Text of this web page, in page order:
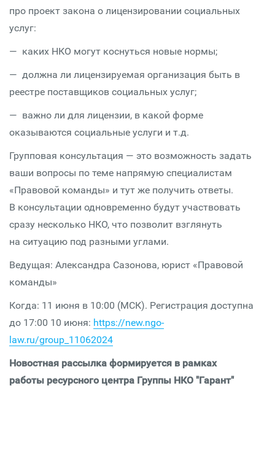
про проект закона о лицензировании социальных
услуг:
— каких НКО могут коснуться новые нормы;
— должна ли лицензируемая организация быть в
реестре поставщиков социальных услуг;
— важно ли для лицензии, в какой форме
оказываются социальные услуги и т.д.
Групповая консультация — это возможность задать
ваши вопросы по теме напрямую специалистам
«Правовой команды» и тут же получить ответы.
В консультации одновременно будут участвовать
сразу несколько НКО, что позволит взглянуть
на ситуацию под разными углами.
Ведущая: Александра Сазонова, юрист «Правовой
команды»
Когда: 11 июня в 10:00 (МСК). Регистрация доступна
до 17:00 10 июня: https://new.ngo-
law.ru/group_11062024
Новостная рассылка формируется в рамках
работы ресурсного центра Группы НКО "Гарант"